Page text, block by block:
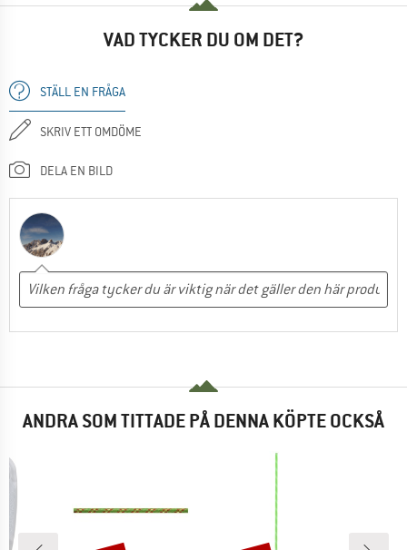
VAD TYCKER DU OM DET?
STÄLL EN FRÅGA
SKRIV ETT OMDÖME
DELA EN BILD
ANDRA SOM TITTADE PÅ DENNA KÖPTE OCKSÅ